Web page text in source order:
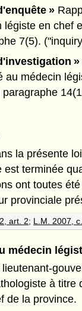
»
légiste en chef
7(5).
»
au médecin
paragraphe
la présente
est terminée
ont toutes
provinciale
art. 2; L.M. 2007,
médecin
lieutenant-
à titre
de la province.